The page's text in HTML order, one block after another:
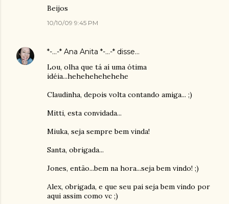
Beijos
10/10/09 9:45 PM
*-...-* Ana Anita *-...-* disse…
Lou, olha que tá aí uma ótima
idéia...hehehehehehehe
Claudinha, depois volta contando amiga... ;)
Mitti, esta convidada...
Miuka, seja sempre bem vinda!
Santa, obrigada...
Jones, então...bem na hora...seja bem vindo! ;)
Alex, obrigada, e que seu pai seja bem vindo por
aqui assim como vc ;)